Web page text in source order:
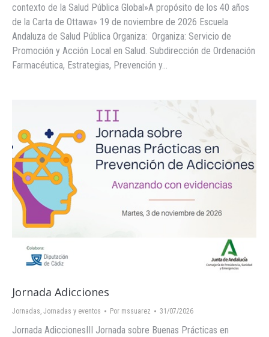
contexto de la Salud Pública Global»A propósito de los 40 años
de la Carta de Ottawa» 19 de noviembre de 2026 Escuela
Andaluza de Salud Pública Organiza: Organiza: Servicio de
Promoción y Acción Local en Salud. Subdirección de Ordenación
Farmacéutica, Estrategias, Prevención y…
Jornada Adicciones
Jornadas, Jornadas y eventos Por mssuarez 31/07/2026
Jornada AdiccionesIII Jornada sobre Buenas Prácticas en